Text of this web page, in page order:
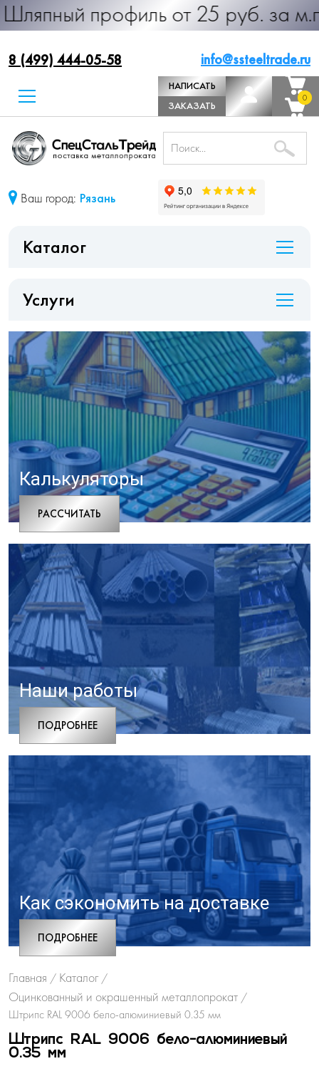
профиль от 25 руб. за м.п.
8 (499) 444-05-58 info@ssteeltrade.ru
НАПИСАТЬ
ДИРЕКТОРУ
ЗАКАЗАТЬ
ЗВОНОК
0
0
Ваш город: Рязань
Каталог
Услуги
Калькуляторы
РАCСЧИТАТЬ
Наши работы
ПОДРОБНЕЕ
Как сэкономить на доставке
ПОДРОБНЕЕ
Главная / Каталог /
Оцинкованный и окрашенный металлопрокат /
Штрипс RAL 9006 бело-алюминиевый 0.35 мм
Штрипс RAL 9006 бело-алюминиевый
0.35 мм